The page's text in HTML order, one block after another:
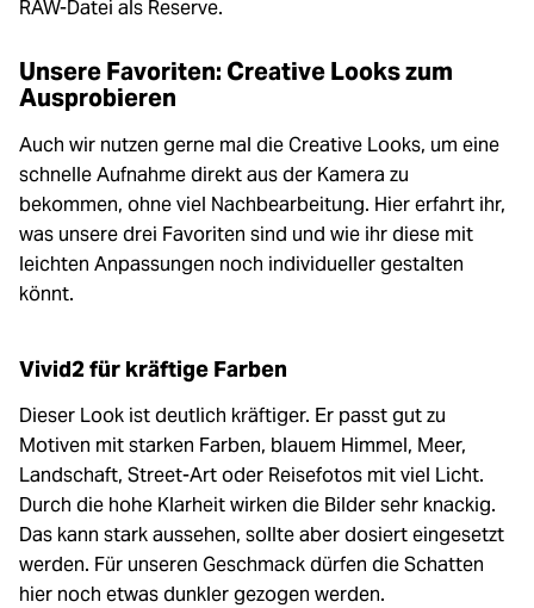
RAW-Datei als Reserve.
Unsere Favoriten: Creative Looks zum
Ausprobieren
Auch wir nutzen gerne mal die Creative Looks, um eine
schnelle Aufnahme direkt aus der Kamera zu
bekommen, ohne viel Nachbearbeitung. Hier erfahrt ihr,
was unsere drei Favoriten sind und wie ihr diese mit
leichten Anpassungen noch individueller gestalten
könnt.
Vivid2 für kräftige Farben
Dieser Look ist deutlich kräftiger. Er passt gut zu
Motiven mit starken Farben, blauem Himmel, Meer,
Landschaft, Street-Art oder Reisefotos mit viel Licht.
Durch die hohe Klarheit wirken die Bilder sehr knackig.
Das kann stark aussehen, sollte aber dosiert eingesetzt
werden. Für unseren Geschmack dürfen die Schatten
hier noch etwas dunkler gezogen werden.